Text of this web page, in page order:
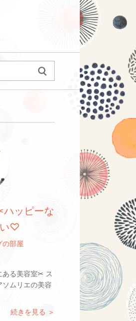
ハッピーな
い♡
の部屋
ある美容室✂︎ ス
ソムリエの美容
続きを見る ＞